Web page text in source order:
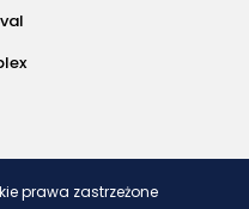
prawa zastrzeżone